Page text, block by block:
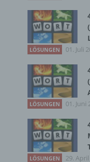
LÖSUNGEN 01. Juli
LÖSUNGEN 01. Juni
LÖSUNGEN 29.